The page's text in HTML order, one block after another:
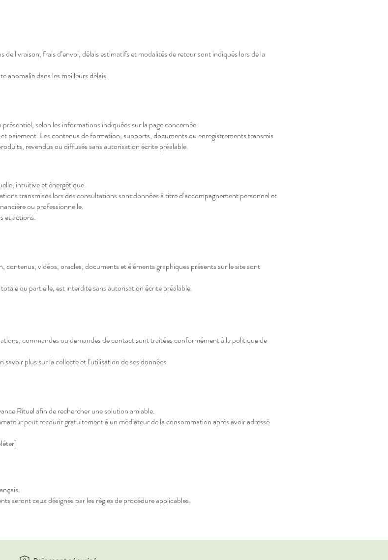
livraison, frais d’envoi, délais estimatifs et modalités de retour sont indiqués lors de la
anomalie dans les meilleurs délais.
selon les informations indiquées sur la page concernée.
paiement. Les contenus de formation, supports, documents ou enregistrements transmis
revendus ou diffusés sans autorisation écrite préalable.
intuitive et énergétique.
transmises lors des consultations sont données à titre d’accompagnement personnel et
ou professionnelle.
et actions.
vidéos, oracles, documents et éléments graphiques présents sur le site sont
ou partielle, est interdite sans autorisation écrite préalable.
commandes ou demandes de contact sont traitées conformément à la politique de
plus sur la collecte et l’utilisation de ses données.
Rituel afin de rechercher une solution amiable.
peut recourir gratuitement à un médiateur de la consommation après avoir adressé
seront ceux désignés par les règles de procédure applicables.